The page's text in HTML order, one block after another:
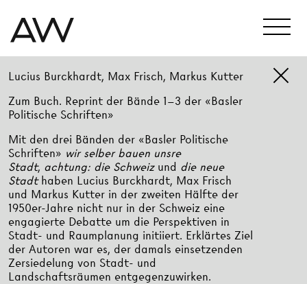
Lucius Burckhardt, Max Frisch, Markus Kutter
Zum Buch. Reprint der Bände 1–3 der «Basler
Politische Schriften»
Mit den drei Bänden der «Basler Politische
Schriften» wir selber bauen unsre
Stadt, achtung: die Schweizund die neue
Stadthaben Lucius Burckhardt, Max Frisch
und Markus Kutter in der zweiten Hälfte der
1950er-Jahre nicht nur in der Schweiz eine
engagierte Debatte um die Perspektiven in
Stadt- und Raumplanung initiiert. Erklärtes Ziel
der Autoren war es, der damals einsetzenden
Zersiedelung von Stadt- und
Landschaftsräumen entgegenzuwirken.